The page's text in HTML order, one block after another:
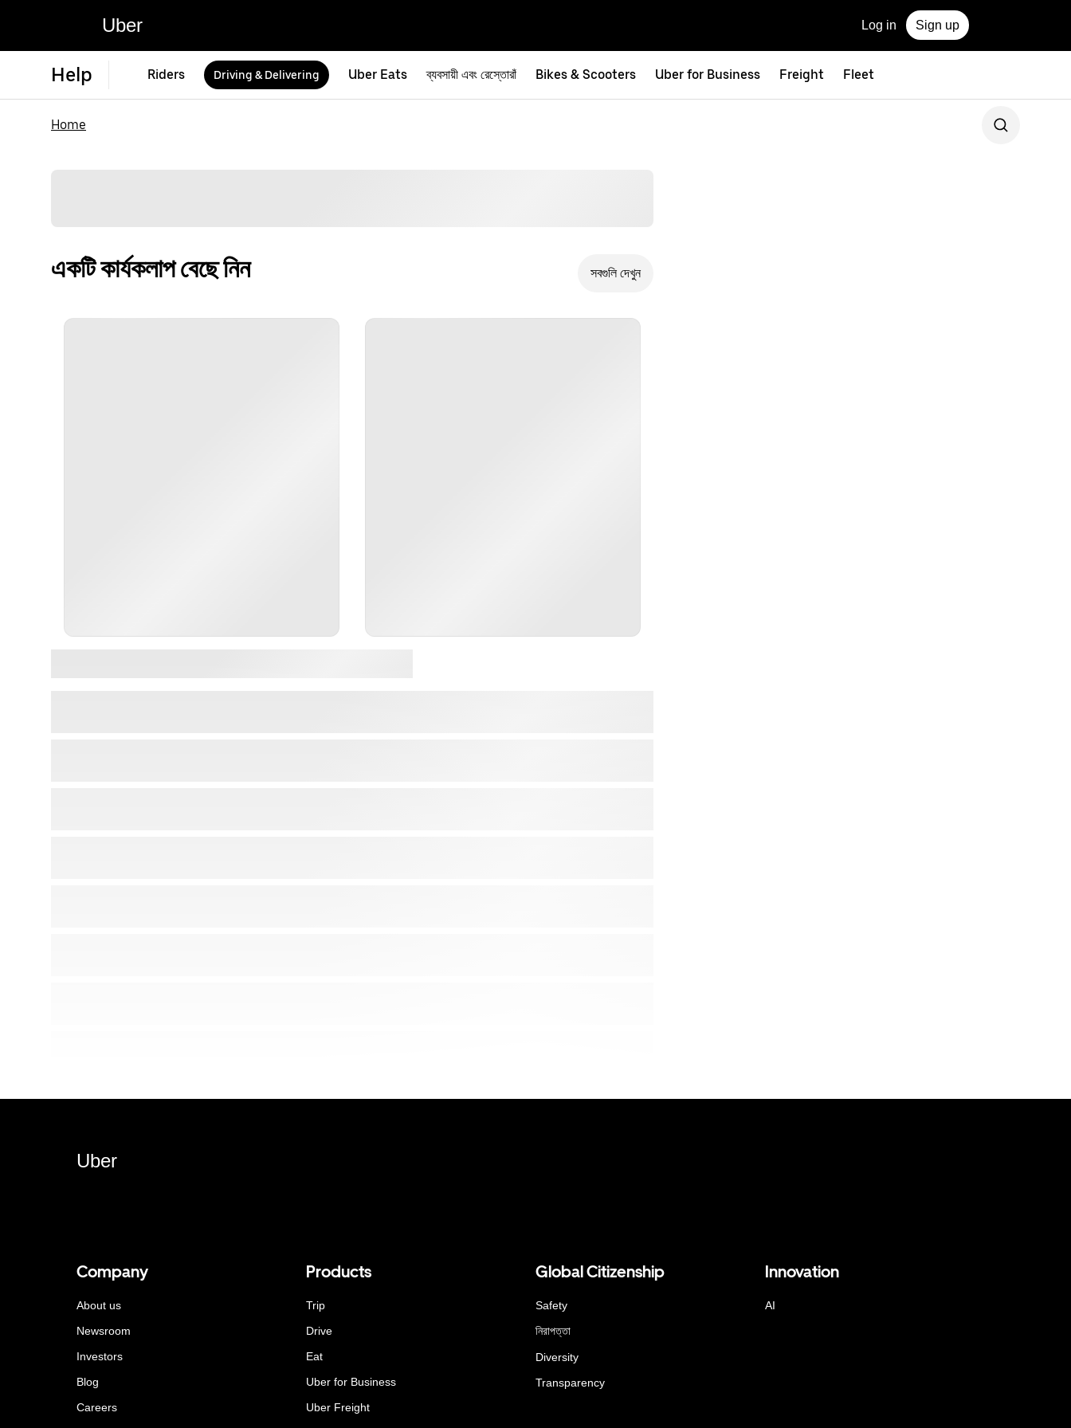
Uber Log in Sign up
Help Riders Driving & Delivering Uber Eats ব্যবসায়ী এবং রেস্তোরাঁ Bikes & Scooters Uber for Business Freight Fleet
Home
একটি কার্যকলাপ বেছে নিন সবগুলি দেখুন
Uber
Company
About us
Newsroom
Investors
Blog
Careers
Products
Trip
Drive
Eat
Uber for Business
Uber Freight
Global Citizenship
Safety
নিরাপত্তা
Diversity
Transparency
Innovation
AI